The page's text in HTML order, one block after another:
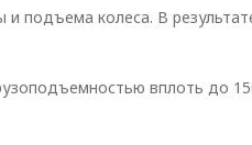
подъема колеса. В
вплоть до